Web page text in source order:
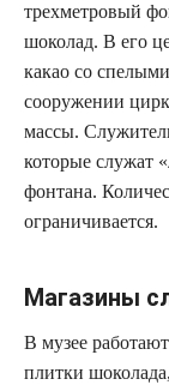
трехметровый
шоколад. В его
какао со
сооружении
массы.
которые служат
фонтана.
ограничивается.
Магазины
В музее
плитки